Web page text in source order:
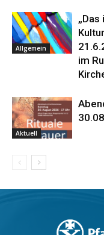
Allgemein
im
Aktuell